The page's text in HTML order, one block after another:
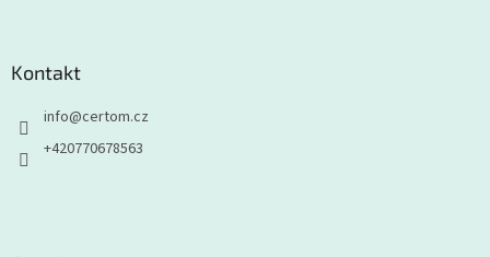
Kontakt
info@certom.cz
+420770678563